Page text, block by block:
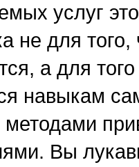
услуг
не для
а для
навыкам
Вы